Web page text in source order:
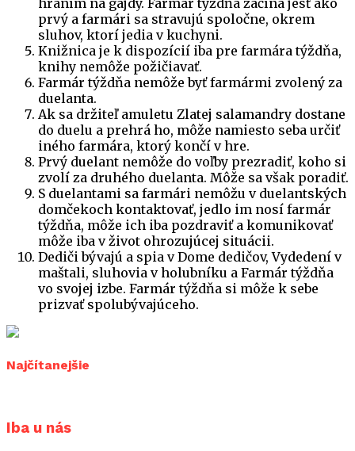
prvý a farmári sa stravujú spoločne, okrem
sluhov, ktorí jedia v kuchyni.
Knižnica je k dispozícií iba pre farmára týždňa,
knihy nemôže požičiavať.
Farmár týždňa nemôže byť farmármi zvolený za
duelanta.
Ak sa držiteľ amuletu Zlatej salamandry dostane
do duelu a prehrá ho, môže namiesto seba určiť
iného farmára, ktorý končí v hre.
Prvý duelant nemôže do voľby prezradiť, koho si
zvolí za druhého duelanta. Môže sa však poradiť.
S duelantami sa farmári nemôžu v duelantských
domčekoch kontaktovať, jedlo im nosí farmár
týždňa, môže ich iba pozdraviť a komunikovať
môže iba v život ohrozujúcej situácii.
Dediči bývajú a spia v Dome dedičov, Vydedení v
maštali, sluhovia v holubníku a Farmár týždňa
vo svojej izbe. Farmár týždňa si môže k sebe
prizvať spolubývajúceho.
Najčítanejšie
Iba u nás